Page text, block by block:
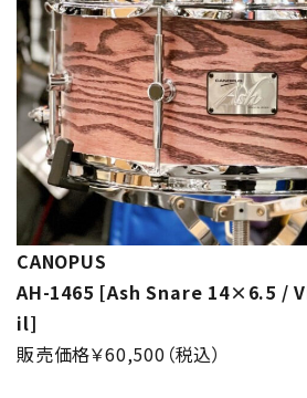
CANOPUS
AH-1465 [Ash Snare 14×6.5 /
il]
販売価格￥60,500（税込）